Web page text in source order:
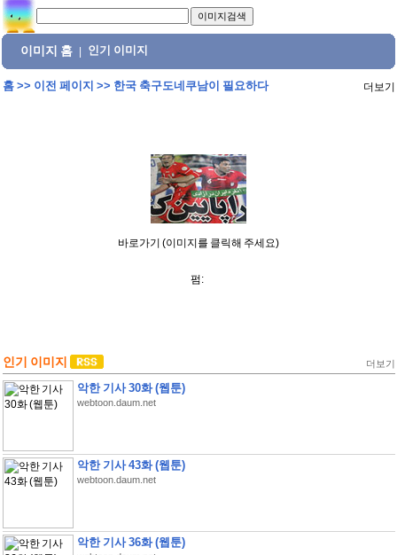
이미지 홈 인기 이미지
홈>> 이전 페이지 >> 한국 축구도네쿠남이 필요하다 더보기
바로가기 (이미지를 클릭해 주세요)
펌:
인기 이미지 더보기
악한 기사 30화 (웹툰)
webtoon.daum.net
악한 기사 43화 (웹툰)
webtoon.daum.net
악한 기사 36화 (웹툰)